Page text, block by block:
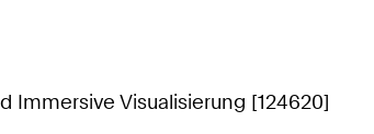
Immersive Visualisierung [124620]